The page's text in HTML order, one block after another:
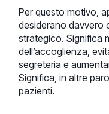
Per questo motivo,
desiderano davvero
strategico. Significa
dell’accoglienza,
segreteria e
Significa, in altre
pazienti.